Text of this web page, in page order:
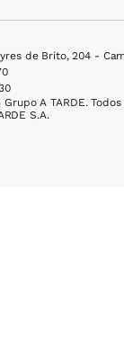
de Brito, 204 -
A TARDE.
S.A.